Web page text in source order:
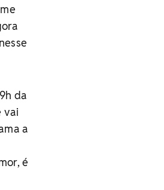
da
vai
a
é